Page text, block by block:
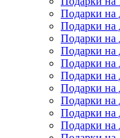
Подарки на
Подарки на
Подарки на
Подарки на
Подарки на
Подарки на
Подарки на
Подарки на
Подарки на
Подарки на